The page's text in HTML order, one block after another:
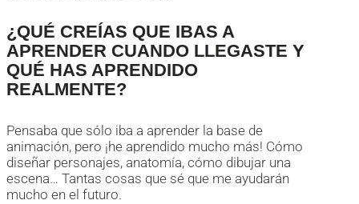
¿QUÉ CREÍAS QUE IBAS A
APRENDER CUANDO LLEGASTE Y
QUÉ HAS APRENDIDO
REALMENTE?
Pensaba que sólo iba a aprender la base de
animación, pero ¡he aprendido mucho más! Cómo
diseñar personajes, anatomía, cómo dibujar una
escena… Tantas cosas que sé que me ayudarán
mucho en el futuro.